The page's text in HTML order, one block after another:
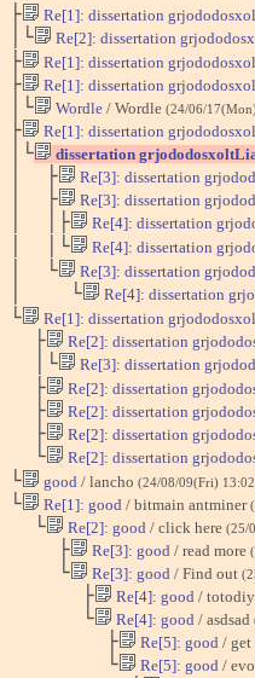
├ Re[1]: dissertation
│└ Re[2]: dissertation
├ Re[1]: dissertation
├ Re[1]: dissertation
│└ Wordle / Wordle (24/06/
├ Re[1]: dissertation
│└ dissertation
│ ├ Re[3]: dissertation
│ ├ Re[3]: dissertation
│ │├ Re[4]: dissertation
│ │└ Re[4]: dissertation
│ └ Re[3]: dissertation
│ └ Re[4]: dissertation
└ Re[1]: dissertation
├ Re[2]: dissertation
│└ Re[3]: dissertation
├ Re[2]: dissertation
├ Re[2]: dissertation
├ Re[2]: dissertation
└ Re[2]: dissertation
└ good / lancho (24/08/09(Fri)
└ Re[1]: good / bitmain antminer
└ Re[2]: good / click here (25/
├ Re[3]: good / read more
└ Re[3]: good / Find out
├ Re[4]: good /
└ Re[4]: good / asdsad
├ Re[5]: good / get
└ Re[5]: good /